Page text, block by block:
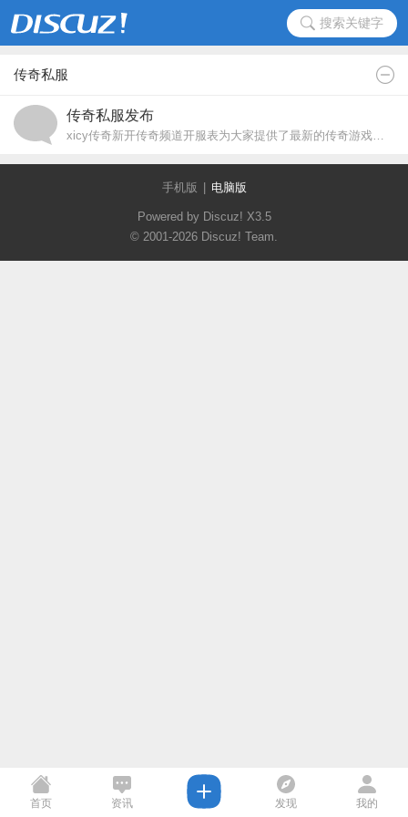
搜索关键字
传奇私服
传奇私服发布
xicy传奇新开传奇频道开服表为大家提供了最新的传奇游戏开服列表,以及最新的热门传奇游戏发布时间等传奇相关内容,找传奇游戏就上传奇新开传奇频道!
手机版 电脑版
Powered by Discuz! X3.5
© 2001-2026 Discuz! Team.
首页 资讯 发现 我的